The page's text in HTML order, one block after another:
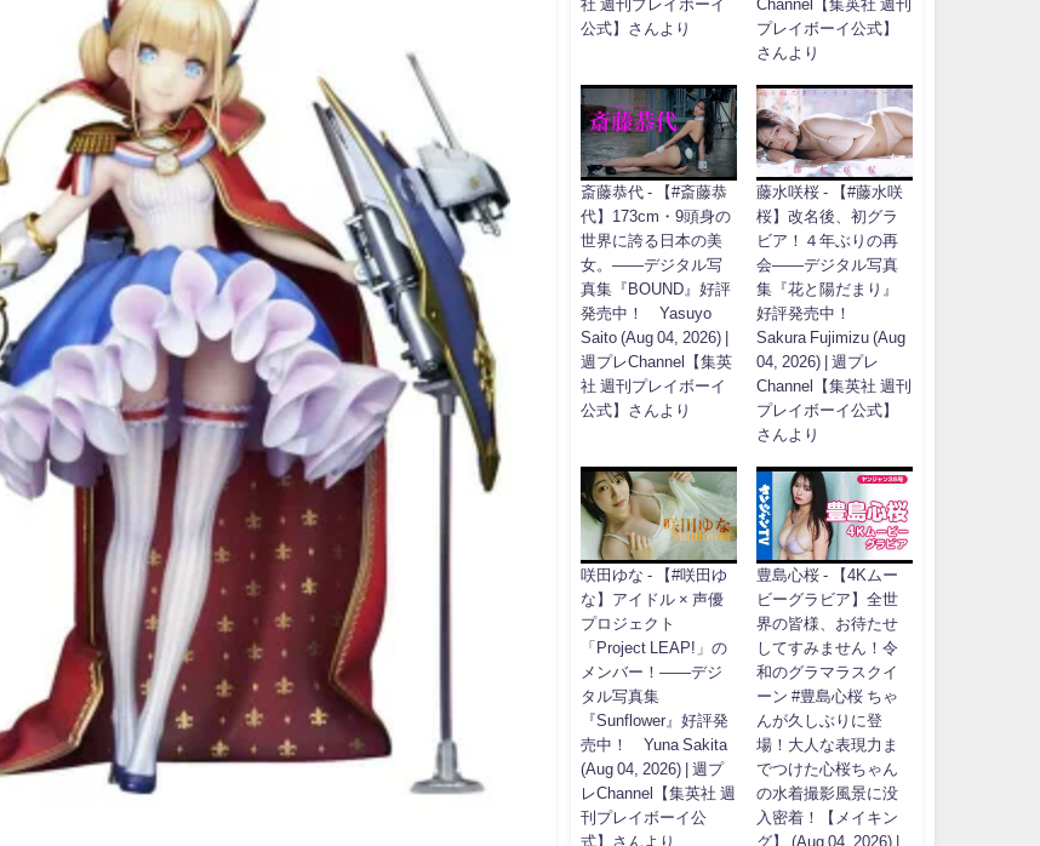
社 週刊プレイボーイ
公式】さんより
Channel【集英社 週刊
プレイボーイ公式】
さんより
斎藤恭代 - 【#斎藤恭
代】173cm・9頭身の
世界に誇る日本の美
女。――デジタル写
真集『BOUND』好評
発売中！ Yasuyo
Saito (Aug 04, 2026) |
週プレChannel【集英
社 週刊プレイボーイ
公式】さんより
藤水咲桜 - 【#藤水咲
桜】改名後、初グラ
ビア！４年ぶりの再
会――デジタル写真
集『花と陽だまり』
好評発売中！
Sakura Fujimizu (Aug
04, 2026) | 週プレ
Channel【集英社 週刊
プレイボーイ公式】
さんより
咲田ゆな - 【#咲田ゆ
な】アイドル × 声優
プロジェクト
「Project LEAP!」の
メンバー！――デジ
タル写真集
『Sunflower』好評発
売中！ Yuna Sakita
(Aug 04, 2026) | 週プ
レChannel【集英社 週
刊プレイボーイ公
式】さんより
豊島心桜 - 【4Kムー
ビーグラビア】全世
界の皆様、お待たせ
してすみません！令
和のグラマラスクイ
ーン #豊島心桜 ちゃ
んが久しぶりに登
場！大人な表現力ま
でつけた心桜ちゃん
の水着撮影風景に没
入密着！【メイキン
グ】 (Aug 04, 2026) |